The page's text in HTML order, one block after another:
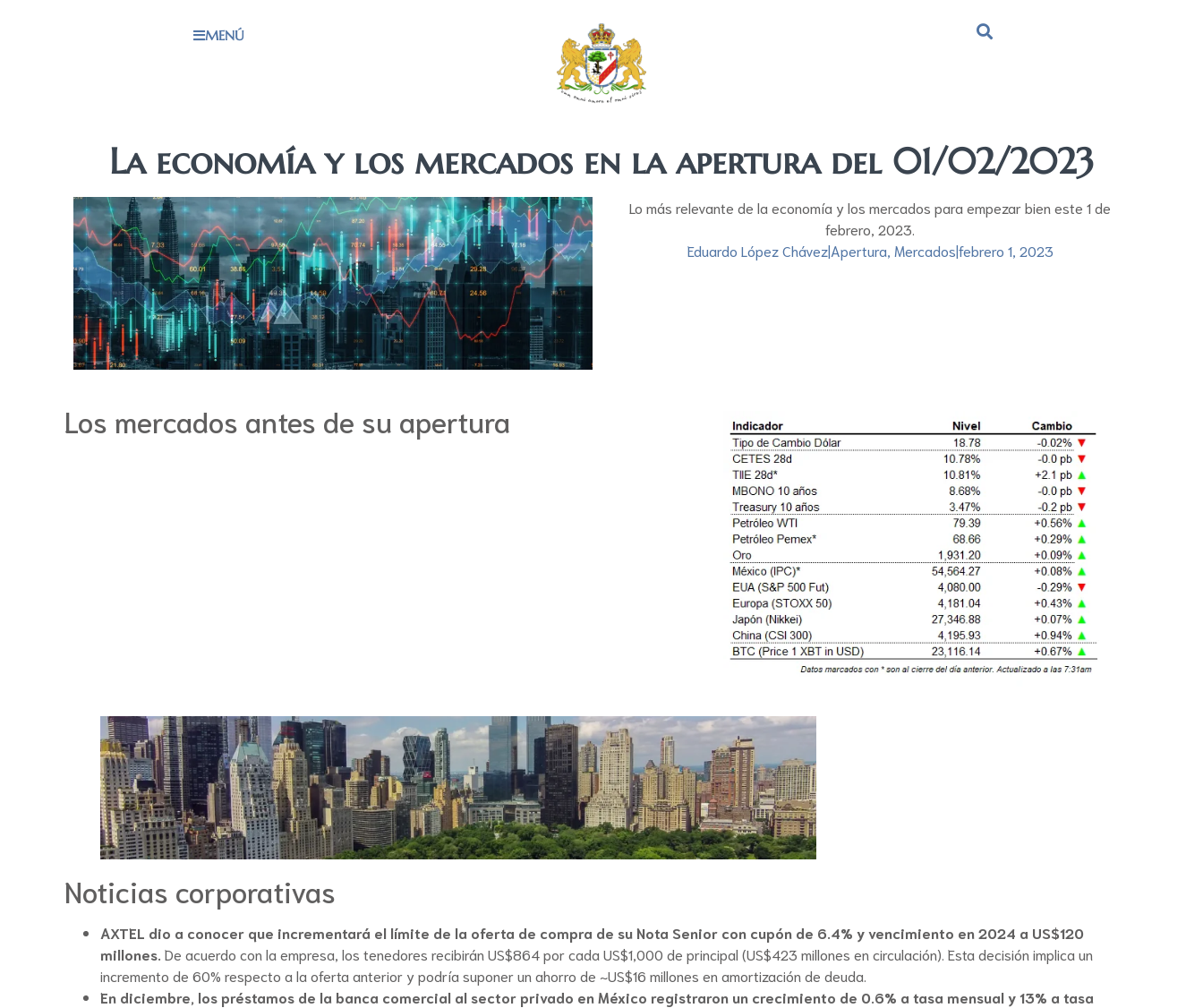
MENÚ
La economía y los mercados en la apertura del 01/02/2023
Lo más relevante de la economía y los mercados para empezar bien este 1 de
febrero, 2023.
Eduardo López Chávez|Apertura Mercados|febrero 1, 2023
Los mercados antes de su apertura
Noticias corporativas
AXTEL dio a conocer que incrementará el límite de la oferta de compra de su Nota Senior con cupón de 6.4% y vencimiento en 2024 a US$120
millones. De acuerdo con la empresa, los tenedores recibirán US$864 por cada US$1,000 de principal (US$423 millones en circulación). Esta decisión implica un
incremento de 60% respecto a la oferta anterior y podría suponer un ahorro de ~US$16 millones en amortización de deuda.
En diciembre, los préstamos de la banca comercial al sector privado en México registraron un crecimiento de 0.6% a tasa mensual y 13% a tasa